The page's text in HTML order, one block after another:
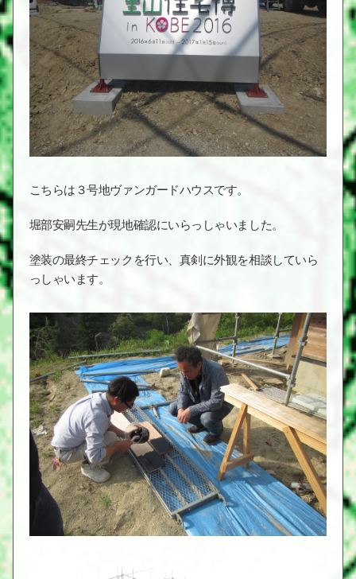
こちらは３号地ヴァンガードハウスです。
堀部安嗣先生が現地確認にいらっしゃいました。
塗装の最終チェックを行い、真剣に外観を相談していら
っしゃいます。